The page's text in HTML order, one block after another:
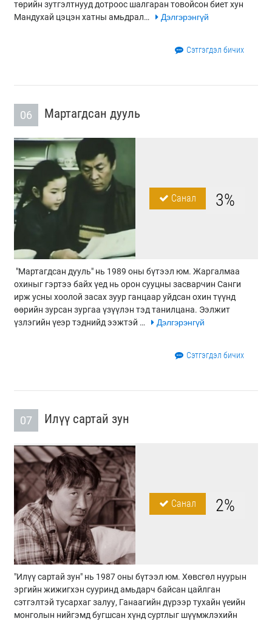
төрийн зутгэлтнууд дотроос шалгаран товойсон биет хун
Мандухай цэцэн хатны амьдрал…
Дэлгэрэнгүй
Сэтгэгдэл бичих
06 Мартагдсан дууль
Санал 3%
"Мартагдсан дууль" нь 1989 оны бүтээл юм. Жаргалмаа
охиныг гэртээ байх үед нь орон сууцны засварчин Санги
ирж усны хоолой засах зуур ганцаар уйдсан охин түүнд
өөрийн зурсан зургаа үзүүлэн тэд танилцана. Ээлжит
үзлэгийн үеэр тэднийд ээжтэй …
Дэлгэрэнгүй
Сэтгэгдэл бичих
07 Илүү сартай зун
Санал 2%
"Илүү сартай зун" нь 1987 оны бүтээл юм. Хөвсгөл нуурын
эргийн жижигхэн сууринд амьдарч байсан цайлган
сэтгэлтэй тусархаг залуу, Ганаагийн дүрээр тухайн үеийн
монголын нийгэмд бугшсан хүнд суртлыг шүүмжлэхийн